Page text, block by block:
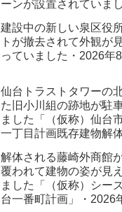
ーンが設置されていま
建設中の新しい泉区役
トが撤去されて外観が
っていました・2026年8
仙台トラストタワーの
た旧小川組の跡地が駐
ました「（仮称）仙台
一丁目計画既存建物解
解体される藤崎外商館
覆われて建物の姿が見
ました「（仮称）シー
台一番町計画」・2026